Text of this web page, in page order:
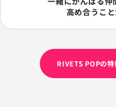
高め合うこ
RIVETS POPの